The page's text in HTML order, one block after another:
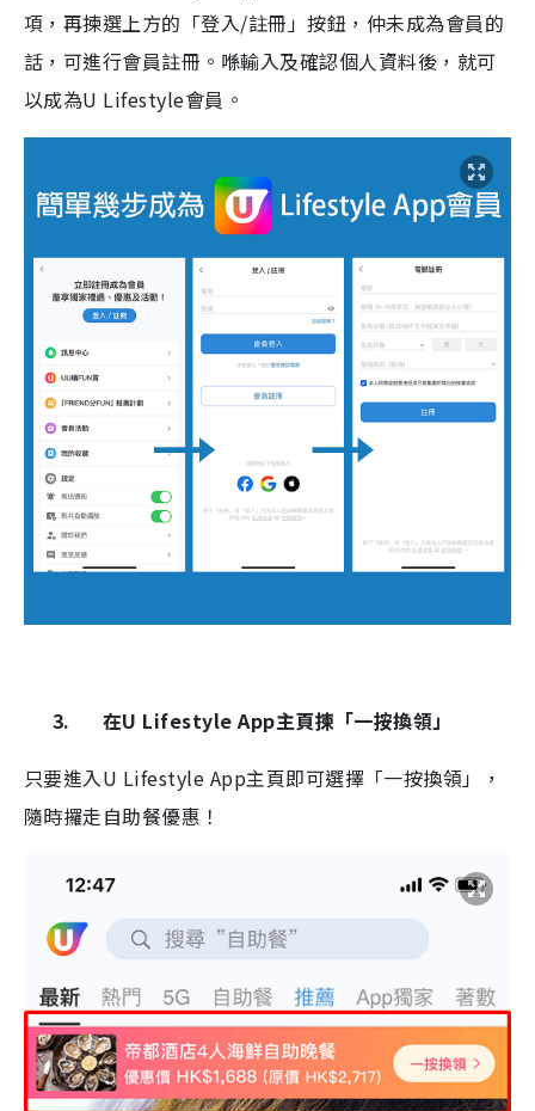
項，再揀選上方的「登入/註冊」按鈕，仲未成為會員的
話，可進行會員註冊。喺輸入及確認個人資料後，就可
以成為U Lifestyle會員。
3. 在U Lifestyle App主頁揀「一按換領」
只要進入U Lifestyle App主頁即可選擇「一按換領」，
隨時攞走自助餐優惠！